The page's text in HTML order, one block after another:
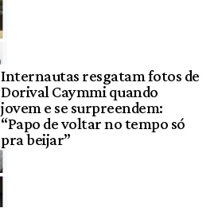
Internautas resgatam fotos de
Dorival Caymmi quando
jovem e se surpreendem:
“Papo de voltar no tempo só
pra beijar”